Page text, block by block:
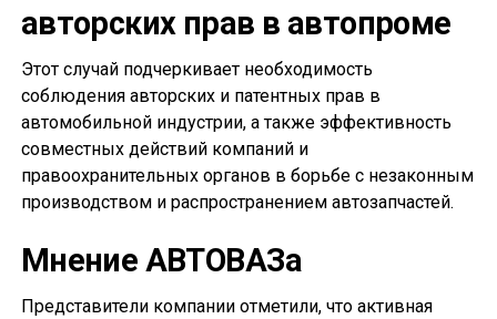
авторских прав в автопроме
Этот случай подчеркивает необходимость
соблюдения авторских и патентных прав в
автомобильной индустрии, а также эффективность
совместных действий компаний и
правоохранительных органов в борьбе с незаконным
производством и распространением автозапчастей.
Мнение АВТОВАЗа
Представители компании отметили, что активная